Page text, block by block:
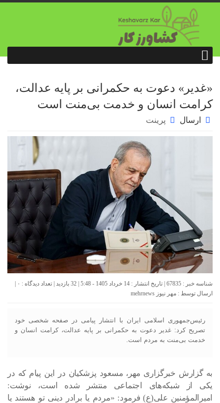
«غدیر» دعوت به حکمرانی بر پایه عدالت،
کرامت انسان و خدمت بی‌منت است
ارسال پرینت
شناسه خبر : 67835 | تاریخ انتشار : 14 خرداد 1405 - 5:48 | 32 بازدید | تعداد دیدگاه : ۰ |
ارسال توسط : مهر نیوز mehrnews
رئیس‌جمهوری اسلامی ایران با انتشار پیامی در صفحه شخصی خود
تصریح کرد: غدیر دعوت به حکمرانی بر پایه عدالت، کرامت انسان و
خدمت بی‌منت به مردم است.
به گزارش خبرگزاری مهر، مسعود پزشکیان در این پیام که در
یکی از شبکه‌های اجتماعی منتشر شده است، نوشت:
امیرالمؤمنین علی(ع) فرمود: «مردم یا برادر دینی تو هستند یا